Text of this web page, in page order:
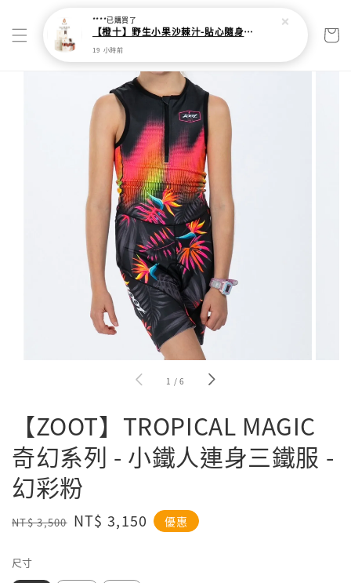
1 /6
【ZOOT】TROPICAL MAGIC
奇幻系列 - 小鐵人連身三鐵服 -
幻彩粉
Regular
NT$ 3,500 Sale
NT$ 3,150 優惠
尺寸
****已購買了
【橙十】野生小果沙棘汁-貼心隨身瓶【30ml*10瓶】
19 小時前